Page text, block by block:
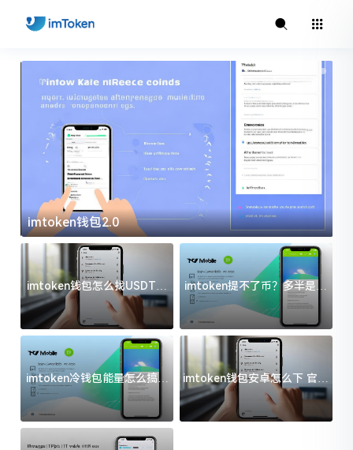
imtoken钱包2.0
imtoken钱包怎么找USDT地
址？三步搞定不踩坑
imtoken提不了币？多半是这
几件事没处理好
imtoken冷钱包能量怎么搞？
过来人告诉你门道
imtoken钱包安卓怎么下 官方
渠道避坑指南